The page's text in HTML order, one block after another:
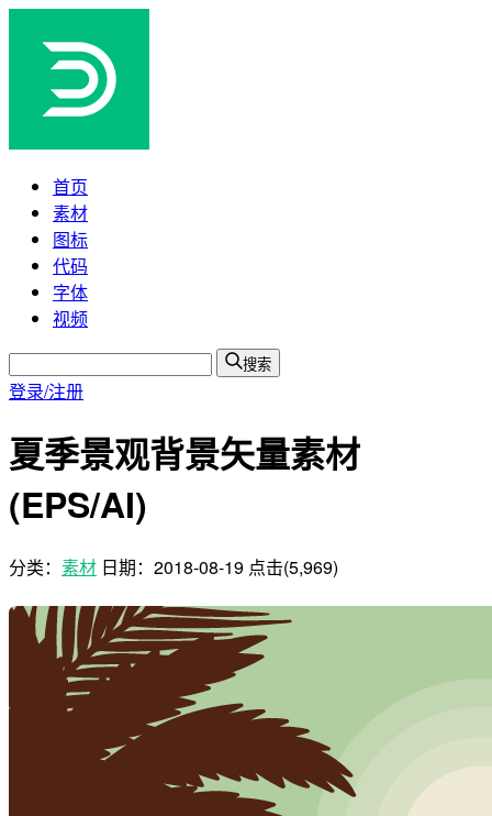
首页
素材
图标
代码
字体
视频
搜索
登录/注册
夏季景观背景矢量素材
(EPS/AI)
分类： 素材 日期： 2018-08-19 点击(5,969)